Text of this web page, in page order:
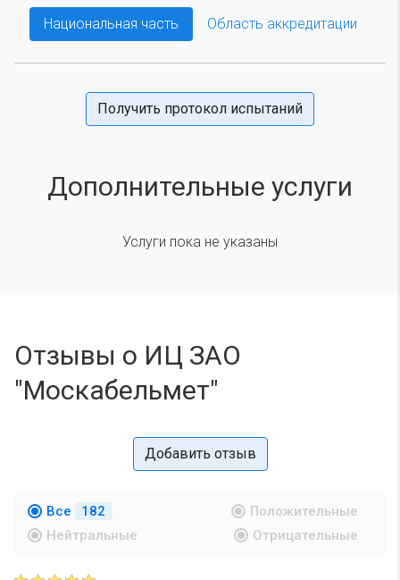
Национальная часть Область аккредитации
Получить протокол испытаний
Дополнительные услуги
Услуги пока не указаны
Отзывы о ИЦ ЗАО
"Москабельмет"
Добавить отзыв
Все 182
Положительные
Нейтральные
Отрицательные